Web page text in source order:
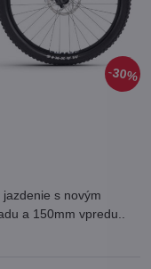
30%
s novým
a 150mm vpredu..